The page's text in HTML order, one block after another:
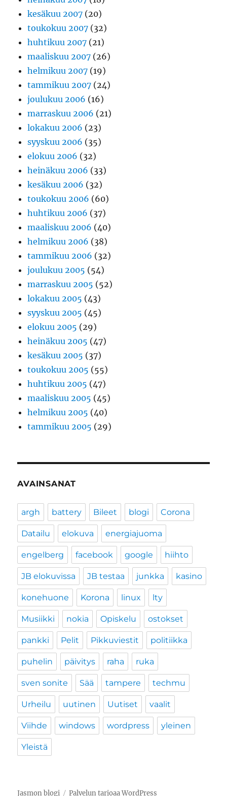
kesäkuu 2007 (20)
toukokuu 2007 (32)
huhtikuu 2007 (21)
maaliskuu 2007 (26)
helmikuu 2007 (19)
tammikuu 2007 (24)
joulukuu 2006 (16)
marraskuu 2006 (21)
lokakuu 2006 (23)
syyskuu 2006 (35)
elokuu 2006 (32)
heinäkuu 2006 (33)
kesäkuu 2006 (32)
toukokuu 2006 (60)
huhtikuu 2006 (37)
maaliskuu 2006 (40)
helmikuu 2006 (38)
tammikuu 2006 (32)
joulukuu 2005 (54)
marraskuu 2005 (52)
lokakuu 2005 (43)
syyskuu 2005 (45)
elokuu 2005 (29)
heinäkuu 2005 (47)
kesäkuu 2005 (37)
toukokuu 2005 (55)
huhtikuu 2005 (47)
maaliskuu 2005 (45)
helmikuu 2005 (40)
tammikuu 2005 (29)
AVAINSANAT
argh battery Bileet blogi Corona
Datailu elokuva energiajuoma
engelberg facebook google hiihto
JB elokuvissa JB testaa junkka kasino
konehuone Korona linux lty
Musiikki nokia Opiskelu ostokset
pankki Pelit Pikkuviestit politiikka
puhelin päivitys raha ruka
sven sonite Sää tampere techmu
Urheilu uutinen Uutiset vaalit
Viihde windows wordpress yleinen
Yleistä
Jasmon blogi Palvelun tarjoaa WordPress